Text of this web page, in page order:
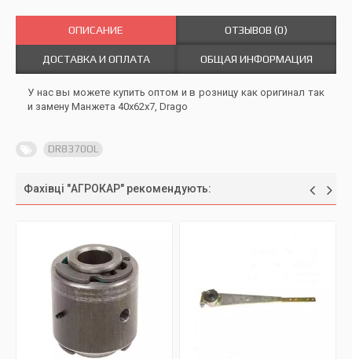
ОПИСАНИЕ ОТЗЫВОВ (0)
ДОСТАВКА И ОПЛАТА ОБЩАЯ ИНФОРМАЦИЯ
У нас вы можете купить оптом и в розницу как оригинал так
и замену Манжета 40х62х7, Drago
DR8370OL
Фахівці "АГРОКАР" рекомендують: